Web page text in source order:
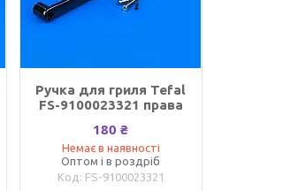
Ручка для гриля Tefal
FS-9100023321 права
180 ₴
Немає в наявності
Оптом і в роздріб
FS-9100023321